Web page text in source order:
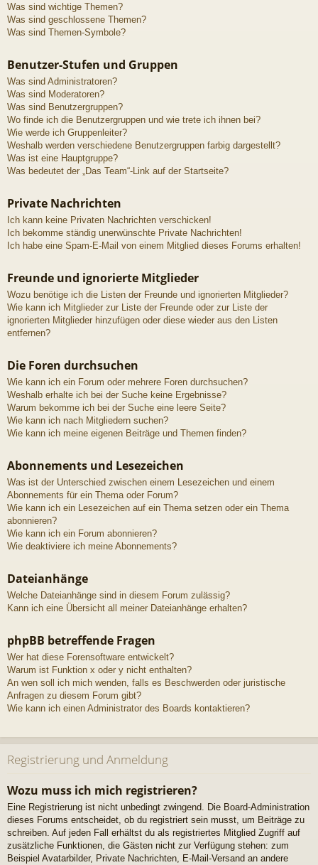
Was sind wichtige Themen?
Was sind geschlossene Themen?
Was sind Themen-Symbole?
Benutzer-Stufen und Gruppen
Was sind Administratoren?
Was sind Moderatoren?
Was sind Benutzergruppen?
Wo finde ich die Benutzergruppen und wie trete ich ihnen bei?
Wie werde ich Gruppenleiter?
Weshalb werden verschiedene Benutzergruppen farbig dargestellt?
Was ist eine Hauptgruppe?
Was bedeutet der „Das Team“-Link auf der Startseite?
Private Nachrichten
Ich kann keine Privaten Nachrichten verschicken!
Ich bekomme ständig unerwünschte Private Nachrichten!
Ich habe eine Spam-E-Mail von einem Mitglied dieses Forums erhalten!
Freunde und ignorierte Mitglieder
Wozu benötige ich die Listen der Freunde und ignorierten Mitglieder?
Wie kann ich Mitglieder zur Liste der Freunde oder zur Liste der
ignorierten Mitglieder hinzufügen oder diese wieder aus den Listen
entfernen?
Die Foren durchsuchen
Wie kann ich ein Forum oder mehrere Foren durchsuchen?
Weshalb erhalte ich bei der Suche keine Ergebnisse?
Warum bekomme ich bei der Suche eine leere Seite?
Wie kann ich nach Mitgliedern suchen?
Wie kann ich meine eigenen Beiträge und Themen finden?
Abonnements und Lesezeichen
Was ist der Unterschied zwischen einem Lesezeichen und einem
Abonnements für ein Thema oder Forum?
Wie kann ich ein Lesezeichen auf ein Thema setzen oder ein Thema
abonnieren?
Wie kann ich ein Forum abonnieren?
Wie deaktiviere ich meine Abonnements?
Dateianhänge
Welche Dateianhänge sind in diesem Forum zulässig?
Kann ich eine Übersicht all meiner Dateianhänge erhalten?
phpBB betreffende Fragen
Wer hat diese Forensoftware entwickelt?
Warum ist Funktion x oder y nicht enthalten?
An wen soll ich mich wenden, falls es Beschwerden oder juristische
Anfragen zu diesem Forum gibt?
Wie kann ich einen Administrator des Boards kontaktieren?
Registrierung und Anmeldung
Wozu muss ich mich registrieren?
Eine Registrierung ist nicht unbedingt zwingend. Die Board-Administration
dieses Forums entscheidet, ob du registriert sein musst, um Beiträge zu
schreiben. Auf jeden Fall erhältst du als registriertes Mitglied Zugriff auf
zusätzliche Funktionen, die Gästen nicht zur Verfügung stehen: zum
Beispiel Avatarbilder, Private Nachrichten, E-Mail-Versand an andere